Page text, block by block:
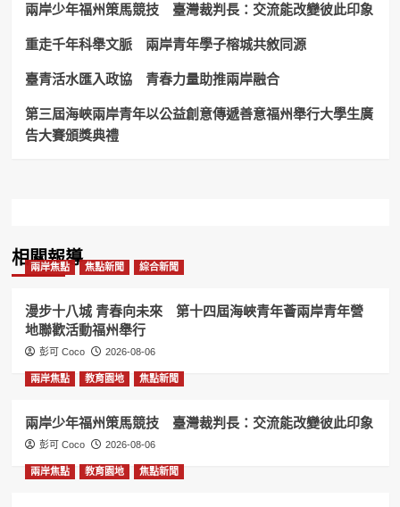
買
與
靈
口
兩岸少年福州策馬競技 臺灣裁判長：交流能改變彼此印象
重走千年科舉文脈 兩岸青年學子榕城共敘同源
臺青活水匯入政協 青春力量助推兩岸融合
第三屆海峽兩岸青年以公益創意傳遞善意福州舉行大學生廣
告大賽頒獎典禮
相關報導
兩岸焦點 焦點新聞 綜合新聞
漫步十八城 青春向未來 第十四屆海峽青年薈兩岸青年營
地聯歡活動福州舉行
彭可 Coco 2026-08-06
兩岸焦點 教育園地 焦點新聞
兩岸少年福州策馬競技 臺灣裁判長：交流能改變彼此印象
彭可 Coco 2026-08-06
兩岸焦點 教育園地 焦點新聞